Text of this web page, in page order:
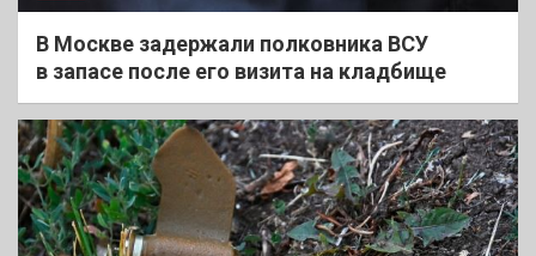
В Москве задержали полковника ВСУ
в запасе после его визита на кладбище